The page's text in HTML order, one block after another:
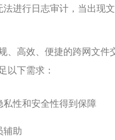
进行日志审计，当出现
、高效、便捷的跨网文件
以下需求：
性和安全性得到保障
辅助